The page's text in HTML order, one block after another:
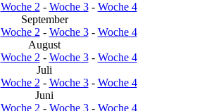
Woche 2 - Woche 3- Woche 4
September
Woche 2 - Woche 3- Woche 4
August
Woche 2 - Woche 3- Woche 4
Juli
Woche 2 - Woche 3- Woche 4
Juni
Woche 2 - Woche 3- Woche 4